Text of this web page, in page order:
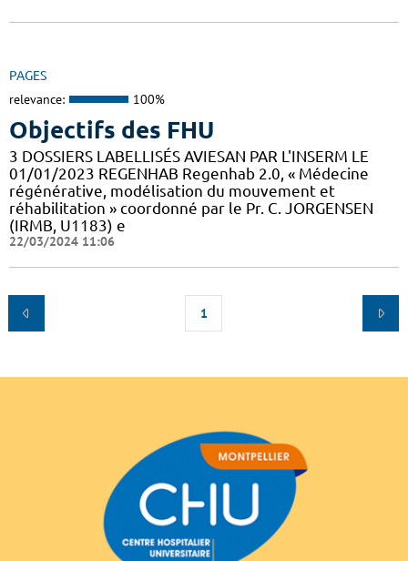
PAGES
relevance: 100%
Objectifs des FHU
3 DOSSIERS LABELLISÉS AVIESAN PAR L'INSERM LE
01/01/2023 REGENHAB Regenhab 2.0, « Médecine
régénérative, modélisation du mouvement et
réhabilitation » coordonné par le Pr. C. JORGENSEN
(IRMB, U1183) e
22/03/2024 11:06
1